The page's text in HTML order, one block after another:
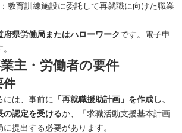
：教育訓練施設に委託して再就職に向けた職業
府県労働局またはハローワークです。電子申
主・労働者の要件
件
には、事前に
「再就職援助計画」を作成し、
の認定を受けるか、「求職活動支援基本計画
提出する必要があります。